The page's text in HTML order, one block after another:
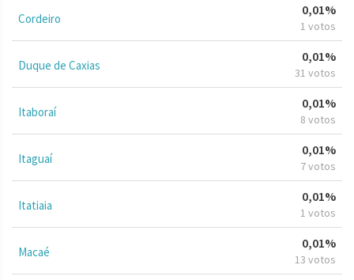
Cordeiro
0,01%
1 votos
Duque de Caxias
0,01%
31 votos
Itaboraí
0,01%
8 votos
Itaguaí
0,01%
7 votos
Itatiaia
0,01%
1 votos
Macaé
0,01%
13 votos